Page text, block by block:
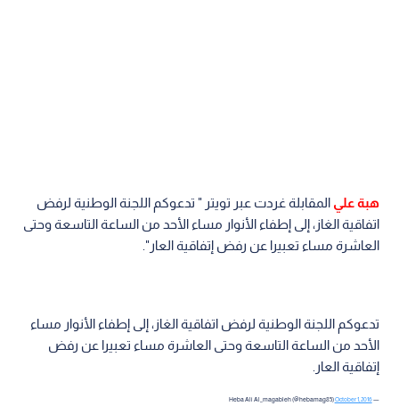
هبة علي المقابلة غردت عبر تويتر " تدعوكم اللجنة الوطنية لرفض
اتفاقية الغاز، إلى إطفاء الأنوار مساء الأحد من الساعة التاسعة وحتى
العاشرة مساء تعبيرا عن رفض إتفاقية العار".
تدعوكم اللجنة الوطنية لرفض اتفاقية الغاز، إلى إطفاء الأنوار مساء
الأحد من الساعة التاسعة وحتى العاشرة مساء تعبيرا عن رفض
إتفاقية العار.
— Heba Ali Al_magableh (@hebamag85)
October 1, 2016